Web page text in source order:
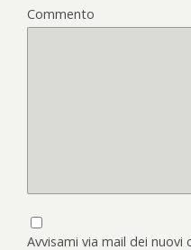
Commento
Avvisami via mail dei